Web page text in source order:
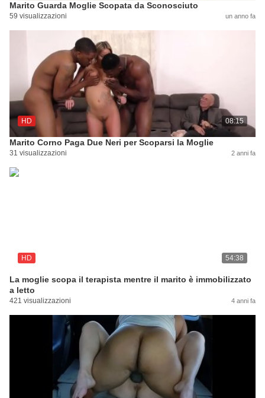
Marito Guarda Moglie Scopata da Sconosciuto
59 visualizzazioni un anno fa
HD 08:15
Marito Corno Paga Due Neri per Scoparsi la Moglie
31 visualizzazioni 2 anni fa
HD 54:38
La moglie scopa il terapista mentre il marito è immobilizzato
a letto
421 visualizzazioni 4 anni fa